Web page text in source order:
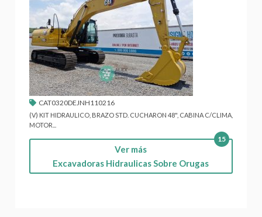
CAT0320DEJNH110216
(V) KIT HIDRAULICO, BRAZO STD. CUCHARON 48", CABINA C/CLIMA,
MOTOR...
15
Ver más
Excavadoras Hidraulicas Sobre Orugas